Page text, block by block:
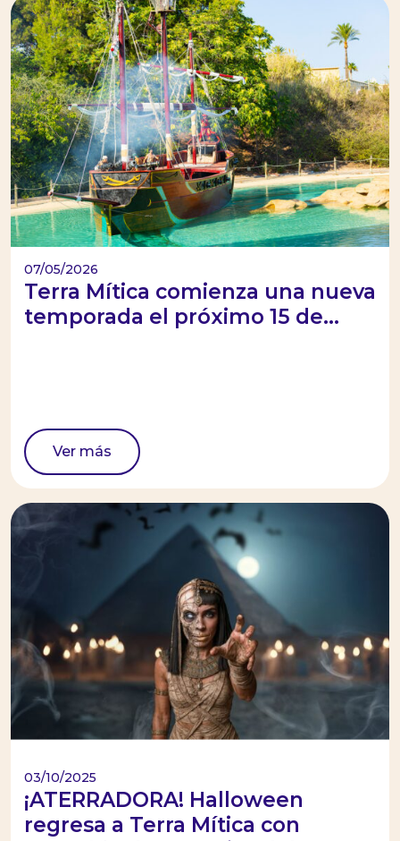
07/05/2026
Terra Mítica comienza una nueva
temporada el próximo 15 de...
Ver más
03/10/2025
¡ATERRADORA! Halloween
regresa a Terra Mítica con